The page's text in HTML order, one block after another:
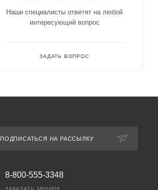
Наши специалисты ответят на любой
интересующий вопрос
ЗАДАТЬ ВОПРОС
ПОДПИСАТЬСЯ НА РАССЫЛКУ
8-800-555-3348
ЗАКАЗАТЬ ЗВОНОК